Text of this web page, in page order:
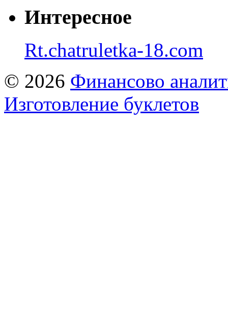
Интересное
Rt.chatruletka-18.com
© 2026 Финансово
Изготовление буклетов